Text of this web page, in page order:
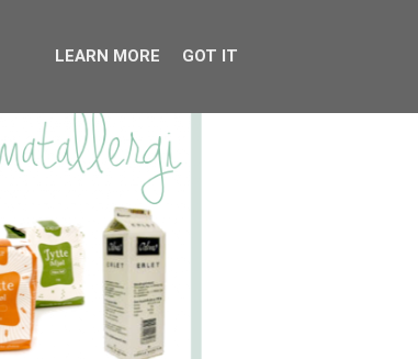
LEARN MORE GOT IT